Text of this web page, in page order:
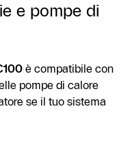
e pompe di
è compatibile con
pompe di calore
se il tuo sistema